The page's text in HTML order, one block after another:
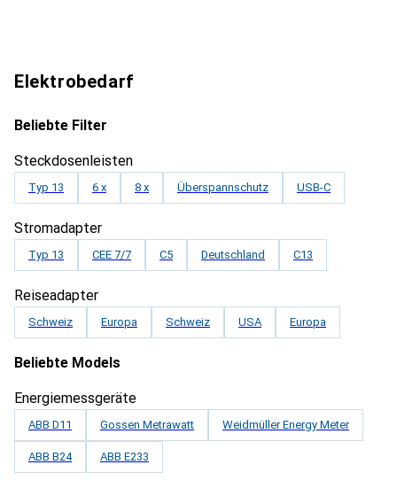
Elektrobedarf
Beliebte Filter
Steckdosenleisten
Typ 13 6 x 8 x Überspannschutz USB-C
Stromadapter
Typ 13 CEE 7/7 C5 Deutschland C13
Reiseadapter
Schweiz Europa Schweiz USA Europa
Beliebte Models
Energiemessgeräte
ABB D11 Gossen Metrawatt Weidmüller Energy Meter
ABB B24 ABB E233